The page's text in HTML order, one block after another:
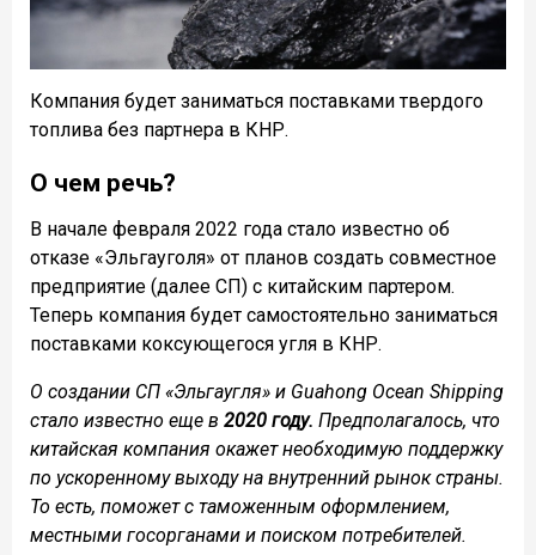
Компания будет заниматься поставками твердого
топлива без партнера в КНР.
О чем речь?
В начале февраля 2022 года стало известно об
отказе «Эльгауголя» от планов создать совместное
предприятие (далее СП) с китайским партером.
Теперь компания будет самостоятельно заниматься
поставками коксующегося угля в КНР.
О создании СП «Эльгаугля» и Guahong Ocean Shipping
стало известно еще в 2020 году. Предполагалось, что
китайская компания окажет необходимую поддержку
по ускоренному выходу на внутренний рынок страны.
То есть, поможет с таможенным оформлением,
местными госорганами и поиском потребителей.